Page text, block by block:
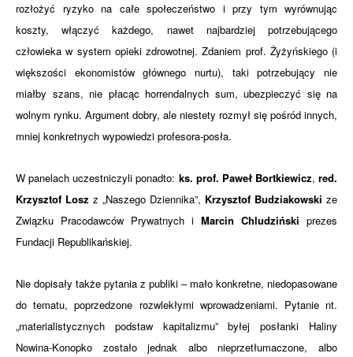
rozłożyć ryzyko na całe społeczeństwo i przy tym wyrównując
koszty, włączyć każdego, nawet najbardziej potrzebującego
człowieka w system opieki zdrowotnej. Zdaniem prof. Żyżyńskiego (i
większości ekonomistów głównego nurtu), taki potrzebujący nie
miałby szans, nie płacąc horrendalnych sum, ubezpieczyć się na
wolnym rynku. Argument dobry, ale niestety rozmył się pośród innych,
mniej konkretnych wypowiedzi profesora-posła.
W panelach uczestniczyli ponadto: ks. prof. Paweł Bortkiewicz, red.
Krzysztof Losz z „Naszego Dziennika”, Krzysztof Budziakowski ze
Związku Pracodawców Prywatnych i Marcin Chludziński prezes
Fundacji Republikańskiej.
Nie dopisały także pytania z publiki – mało konkretne, niedopasowane
do tematu, poprzedzone rozwlekłymi wprowadzeniami. Pytanie nt.
„materialistycznych podstaw kapitalizmu” byłej posłanki Haliny
Nowina-Konopko zostało jednak albo nieprzetłumaczone, albo